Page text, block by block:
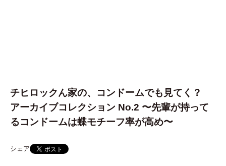
チヒロックん家の、コンドームでも見てく？
アーカイブコレクション No.2 〜先輩が持って
るコンドームは蝶モチーフ率が高め〜
シェア